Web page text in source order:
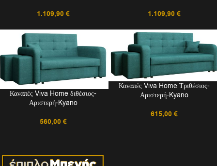
1.109,90 € 1.109,90 €
Καναπές Viva Home διθέσιος-
Αριστερή-Kyano
560,00 €
Καναπές Viva Home Τριθέσιος-
Αριστερή-Kyano
615,00 €